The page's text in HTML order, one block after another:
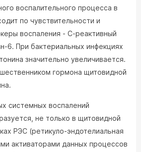
воспалительного процесса в
по чувствительности и
воспаления - С-реактивный
6. При бактериальных инфекциях
значительно увеличивается.
гормона щитовидной
системных воспалений
не только в щитовидной
РЭС (ретикуло-эндотелиальная
активаторами данных процессов